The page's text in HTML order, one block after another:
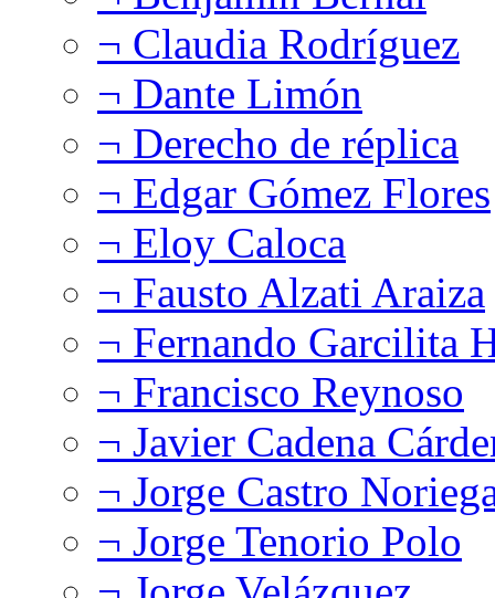
¬ Claudia Rodríguez
¬ Dante Limón
¬ Derecho de réplica
¬ Edgar Gómez Flores
¬ Eloy Caloca
¬ Fausto Alzati Araiza
¬ Fernando Garcilita
¬ Francisco Reynoso
¬ Javier Cadena
¬ Jorge Castro
¬ Jorge Tenorio Polo